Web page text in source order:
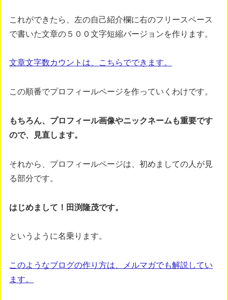
これができたら、左の自己紹介欄に右のフリースペース
で書いた文章の５００文字短縮バージョンを作ります。
文章文字数カウントは、こちらでできます。
この順番でプロフィールページを作っていくわけです。
もちろん、プロフィール画像やニックネームも重要です
ので、見直します。
それから、プロフィールページは、初めましての人が見
る部分です。
はじめまして！田渕隆茂です。
というように名乗ります。
このようなブログの作り方は、メルマガでも解説してい
ます。